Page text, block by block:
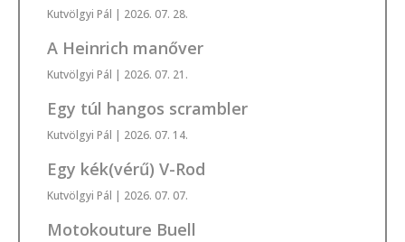
Kutvölgyi Pál | 2026. 07. 28.
A Heinrich manőver
Kutvölgyi Pál | 2026. 07. 21.
Egy túl hangos scrambler
Kutvölgyi Pál | 2026. 07. 14.
Egy kék(vérű) V-Rod
Kutvölgyi Pál | 2026. 07. 07.
Motokouture Buell